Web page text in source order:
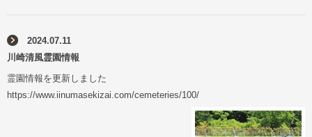
2024.07.11
川崎清風霊園情報
霊園情報を更新しました
https://www.iinumasekizai.com/cemeteries/100/